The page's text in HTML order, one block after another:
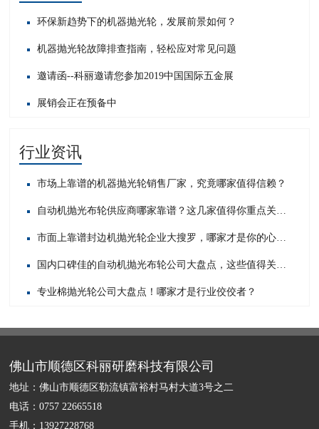
环保新趋势下的机器抛光轮，发展前景如何？
机器抛光轮故障排查指南，轻松应对常见问题​
邀请函--科丽邀请您参加2019中国国际五金展
展销会正在预备中
行业资讯
市场上靠谱的机器抛光轮销售厂家，究竟哪家值得信赖？
专业棉抛光轮公司大盘点！哪家才是行业佼佼者？
佛山市顺德区科丽研磨科技有限公司
地址：佛山市顺德区勒流镇富裕村马村大道3号之二
电话：0757 22665518
手机：13927228768